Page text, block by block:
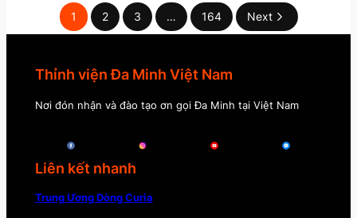
1 2 3 … 164 Next
Thỉnh viện Đa Minh Việt Nam
Nơi đón nhận và đào tạo ơn gọi Đa Minh tại Việt Nam
Liên kết nhanh
Trung Ương Dòng Curia